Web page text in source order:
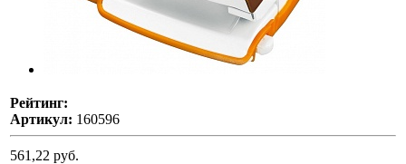
Рейтинг:
Артикул: 160596
561,22 руб.